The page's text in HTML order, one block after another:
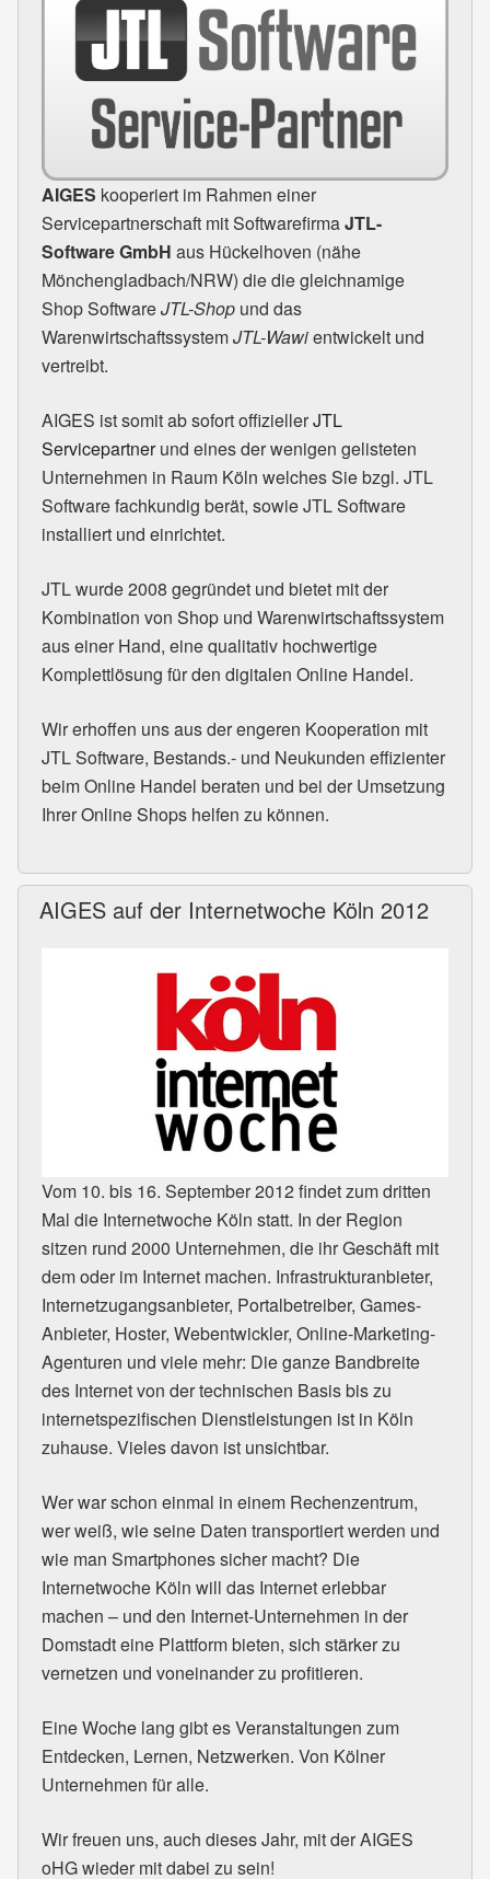
AIGES kooperiert im Rahmen einer
Servicepartnerschaft mit SoftwarefirmaJTL-
Software GmbH aus Hückelhoven (nähe
Mönchengladbach/NRW) die die gleichnamige
Shop SoftwareJTL-Shopund das
WarenwirtschaftssystemJTL-Wawientwickelt und
vertreibt.
AIGES ist somit ab sofort offiziellerJTL
Servicepartnerund eines der wenigen gelisteten
Unternehmen in Raum Köln welches Sie bzgl. JTL
Software fachkundig berät, sowieJTLSoftware
installiert und einrichtet.
JTLwurde 2008 gegründet und bietet mit der
Kombination von Shop und Warenwirtschaftssystem
aus einer Hand, eine qualitativ hochwertige
Komplettlösung für den digitalen Online Handel.
Wir erhoffen uns aus der engeren Kooperation mit
JTLSoftware, Bestands.- und Neukunden effizienter
beim Online Handel beraten und bei der Umsetzung
Ihrer Online Shops helfen zu können.
AIGES auf der Internetwoche Köln 2012
Vom 10. bis 16. September 2012 findet zum dritten
Mal die Internetwoche Köln statt. In der Region
sitzen rund 2000 Unternehmen, die ihr Geschäft mit
dem oder im Internet machen. Infrastrukturanbieter,
Internetzugangsanbieter, Portalbetreiber, Games-
Anbieter, Hoster, Webentwickler, Online-Marketing-
Agenturen und viele mehr: Die ganze Bandbreite
des Internet von der technischen Basis bis zu
internetspezifischen Dienstleistungen ist in Köln
zuhause. Vieles davon ist unsichtbar.
Wer war schon einmal in einem Rechenzentrum,
wer weiß, wie seine Daten transportiert werden und
wie man Smartphones sicher macht? Die
Internetwoche Köln will das Internet erlebbar
machen – und den Internet-Unternehmen in der
Domstadt eine Plattform bieten, sich stärker zu
vernetzen und voneinander zu profitieren.
Eine Woche lang gibt es Veranstaltungen zum
Entdecken, Lernen, Netzwerken. Von Kölner
Unternehmen für alle.
Wir freuen uns, auch dieses Jahr, mit derAIGES
oHG wieder mit dabei zu sein!